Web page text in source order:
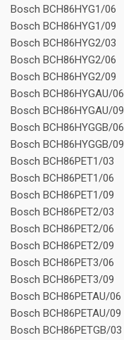
Bosch BCH86HYG1/06
Bosch BCH86HYG1/09
Bosch BCH86HYG2/03
Bosch BCH86HYG2/06
Bosch BCH86HYG2/09
Bosch BCH86HYGAU/06
Bosch BCH86HYGAU/09
Bosch BCH86HYGGB/06
Bosch BCH86HYGGB/09
Bosch BCH86PET1/03
Bosch BCH86PET1/06
Bosch BCH86PET1/09
Bosch BCH86PET2/03
Bosch BCH86PET2/06
Bosch BCH86PET2/09
Bosch BCH86PET3/06
Bosch BCH86PET3/09
Bosch BCH86PETAU/06
Bosch BCH86PETAU/09
Bosch BCH86PETGB/03